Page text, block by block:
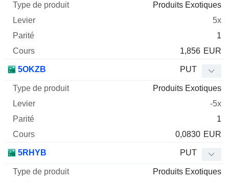
Produits Exotiques
5x
1
1,856 EUR
5OKZB PUT
Produits Exotiques
-5x
1
0,0830 EUR
5RHYB PUT
Produits Exotiques